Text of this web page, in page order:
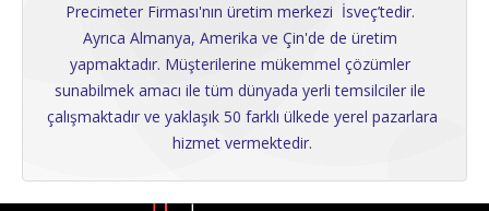
Precimeter Firması'nın üretim merkezi  İsveç’tedir.
Ayrıca Almanya, Amerika ve Çin'de de üretim
yapmaktadır. Müşterilerine mükemmel çözümler
sunabilmek amacı ile tüm dünyada yerli temsilciler ile
çalışmaktadır ve yaklaşık 50 farklı ülkede yerel pazarlara
hizmet vermektedir.